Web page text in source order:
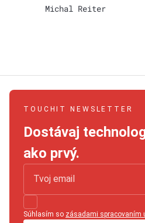
Michal Reiter
TOUCHIT NEWSLETTER
Dostávaj
ako prvý.
Súhlasím so zásadami spracovaním